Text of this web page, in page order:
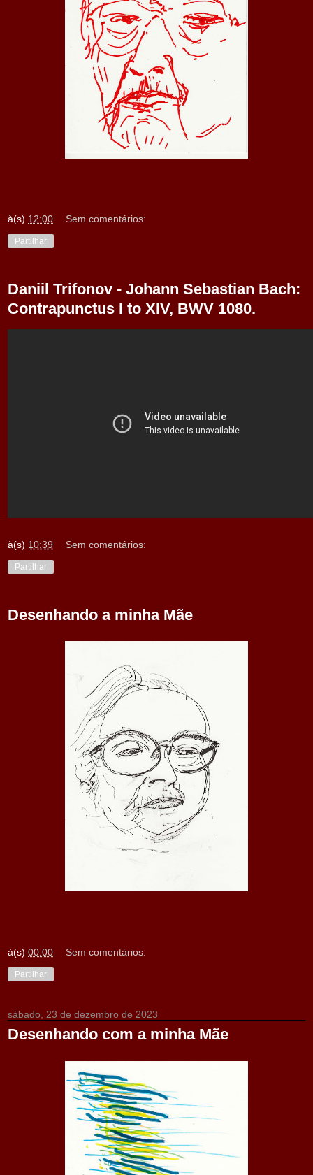
à(s) 12:00 Sem comentários:
Partilhar
Daniil Trifonov - Johann Sebastian Bach:
Contrapunctus I to XIV, BWV 1080.
à(s) 10:39 Sem comentários:
Partilhar
Desenhando a minha Mãe
à(s) 00:00 Sem comentários:
Partilhar
sábado, 23 de dezembro de 2023
Desenhando com a minha Mãe